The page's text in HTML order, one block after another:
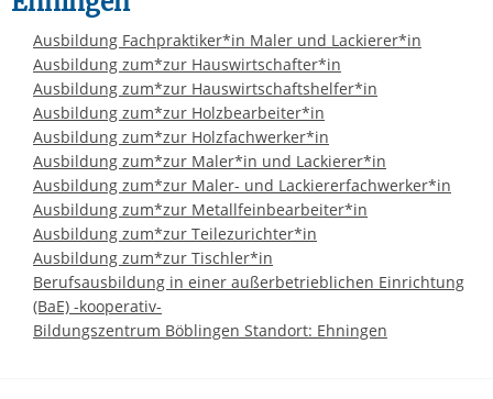
Ausbildung Fachpraktiker*in Maler und Lackierer*in
Ausbildung zum*zur Hauswirtschafter*in
Ausbildung zum*zur Hauswirtschaftshelfer*in
Ausbildung zum*zur Holzbearbeiter*in
Ausbildung zum*zur Holzfachwerker*in
Ausbildung zum*zur Maler*in und Lackierer*in
Ausbildung zum*zur Maler- und Lackiererfachwerker*in
Ausbildung zum*zur Metallfeinbearbeiter*in
Ausbildung zum*zur Teilezurichter*in
Ausbildung zum*zur Tischler*in
Berufsausbildung in einer außerbetrieblichen Einrichtung
(BaE) -kooperativ-
Bildungszentrum Böblingen Standort: Ehningen